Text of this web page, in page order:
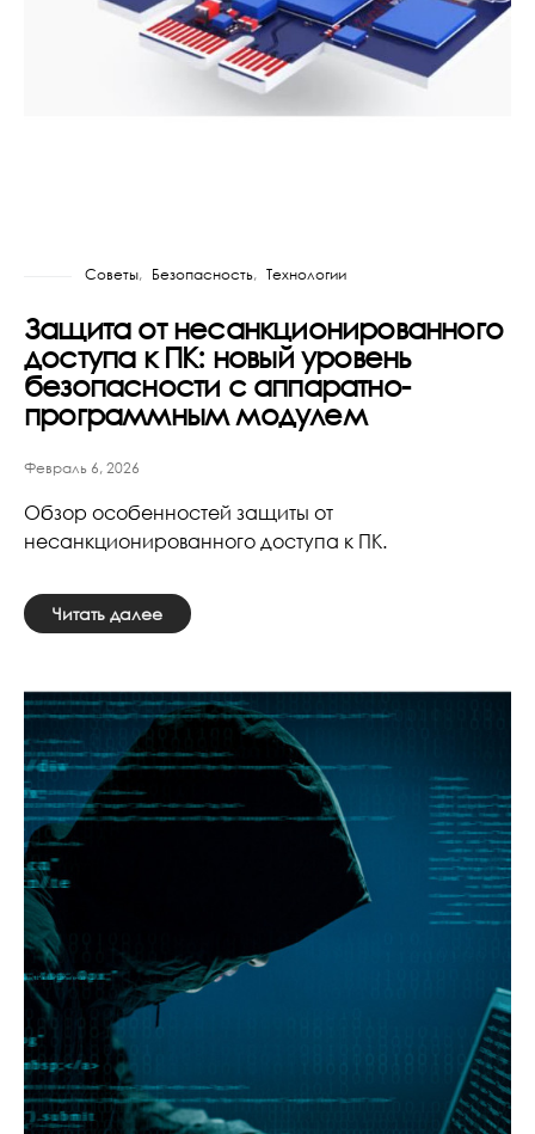
Советы Безопасность Технологии
Защита от несанкционированного
доступа к ПК: новый уровень
безопасности с аппаратно-
программным модулем
Февраль 6, 2026
Обзор особенностей защиты от
несанкционированного доступа к ПК.
Читать далее